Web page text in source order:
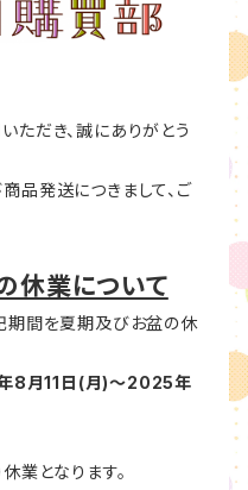
ただき、誠にありがとう
品発送につきまして、ご
休業について
期間を夏期及びお盆の休
8月11日(月)～2025年
業となります。